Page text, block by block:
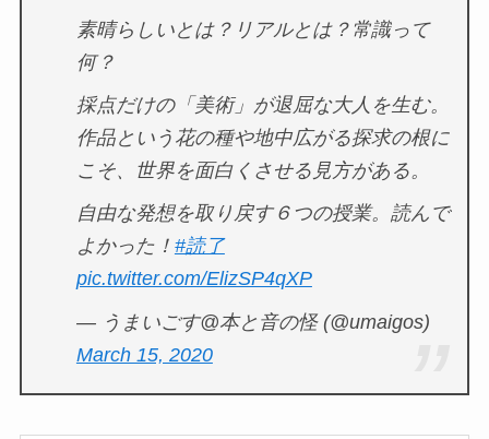
素晴らしいとは？リアルとは？常識って
何？
採点だけの「美術」が退屈な大人を生む。
作品という花の種や地中広がる探求の根に
こそ、世界を面白くさせる見方がある。
自由な発想を取り戻す６つの授業。読んで
よかった！ #読了
pic.twitter.com/ElizSP4qXP
— うまいごす@本と音の怪 (@umaigos)
March 15, 2020